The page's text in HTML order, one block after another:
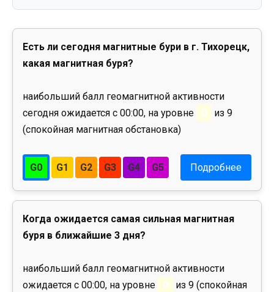
Есть ли сегодня магнитные бури в г. Тихорецк,
какая магнитная буря?
наибольший балл геомагнитной активности
сегодня ожидается с 00:00, на уровне
0
из 9
(спокойная магнитная обстановка)
G0 G1 G2 G3 G4 G5 Подробнее
Когда ожидается самая сильная магнитная
буря в ближайшие 3 дня?
наибольший балл геомагнитной активности
ожидается с 00:00, на уровне
0
из 9 (спокойная